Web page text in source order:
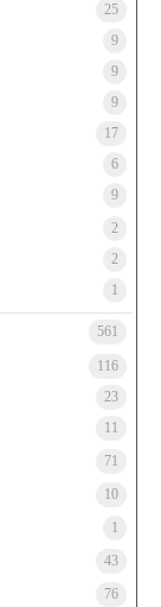
25
9
9
9
17
6
9
2
2
1
561
116
23
11
71
10
1
43
76